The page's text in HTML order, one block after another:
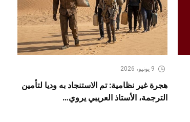
9 يونيو، 2026
هجرة غير نظامية: تم الاستنجاد به وديا لتأمين
الترجمة، الأستاذ العريبي يروي…